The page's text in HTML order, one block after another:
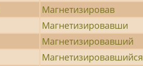
Магнетизировав
Магнетизировавши
Магнетизировавший
Магнетизировавшийся